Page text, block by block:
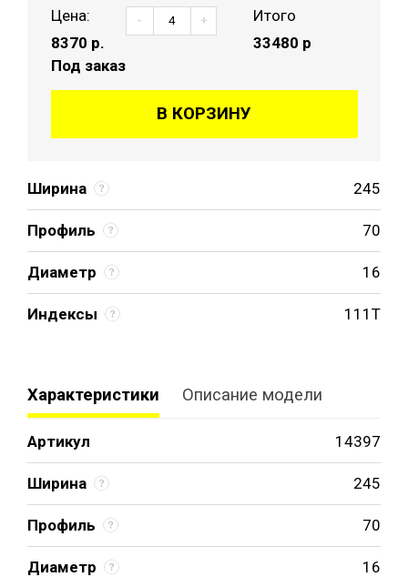
Ширина 245
Профиль 70
Диаметр 16
Индексы 111T
Цена:
8370 р.
Под заказ
- +
Итого
33480 р
В КОРЗИНУ
Характеристики Описание модели
Артикул 14397
Ширина 245
Профиль 70
Диаметр 16